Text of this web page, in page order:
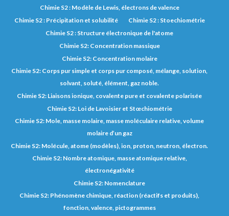
Chimie S2 : Modèle de Lewis, électrons de valence
Chimie S2 : Précipitation et solubilité
Chimie S2 : Stoechiométrie
Chimie S2 : Structure électronique de l'atome
Chimie S2: Concentration massique
Chimie S2: Concentration molaire
Chimie S2: Corps pur simple et corps pur composé, mélange, solution,
solvant, soluté, élément, gaz noble.
Chimie S2: Liaisons ionique, covalente pure et covalente polarisée
Chimie S2: Loi de Lavoisier et Stœchiométrie
Chimie S2: Mole, masse molaire, masse moléculaire relative, volume
molaire d’un gaz
Chimie S2: Molécule, atome (modèles), ion, proton, neutron, électron.
Chimie S2: Nombre atomique, masse atomique relative,
électronégativité
Chimie S2: Nomenclature
Chimie S2: Phénomène chimique, réaction (réactifs et produits),
fonction, valence, pictogrammes